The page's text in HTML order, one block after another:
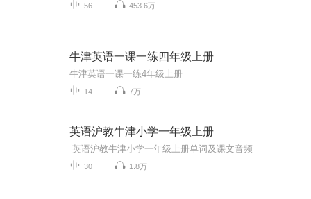
56 453.6万
牛津英语一课一练四年级上册
牛津英语一课一练4年级上册
14 7万
英语沪教牛津小学一年级上册
英语沪教牛津小学一年级上册单词及课文音频
30 1.8万